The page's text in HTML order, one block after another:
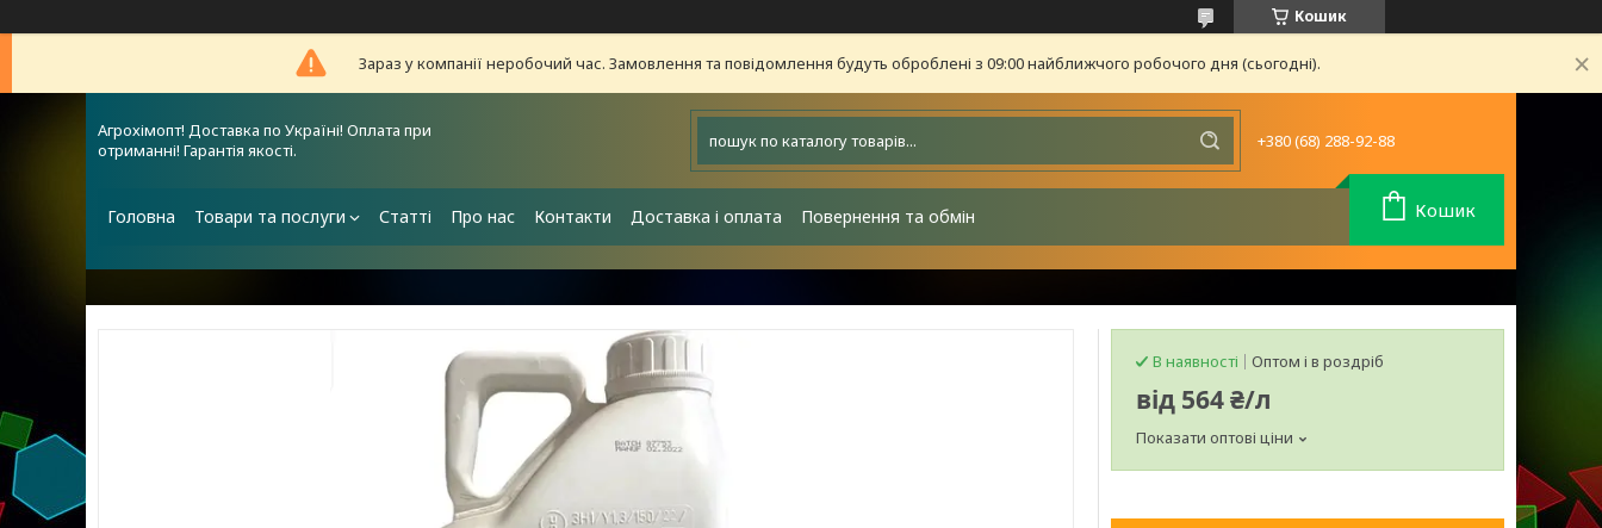
Кошик
Зараз у компанії неробочий час. Замовлення та повідомлення будуть оброблені з 09:00 найближчого робочого дня (сьогодні).
Агрохімопт! Доставка по Україні! Оплата при
отриманні! Гарантія якості.
+380 (68) 288-92-88
Головна Товари та послуги Статті Про нас Контакти Доставка і оплата Повернення та обмін Кошик
В наявності Оптом і в роздріб
від 564 ₴/л
Показати оптові ціни